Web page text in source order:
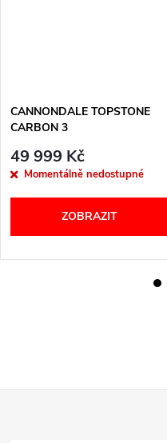
CANNONDALE TOPSTONE
CARBON 3
49 999 Kč
Momentálně nedostupné
ZOBRAZIT